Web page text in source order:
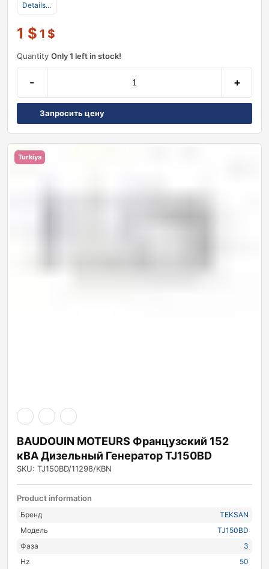
Details...
1 $ 1 $
Quantity Only 1 left in stock!
- +
Запросить цену
Turkiya
BAUDOUIN MOTEURS Французский 152
кВА Дизельный Генератор TJ150BD
SKU: TJ150BD/11298/KBN
Product information
Бренд
TEKSAN
Модель
TJ150BD
Фаза
3
Hz
50